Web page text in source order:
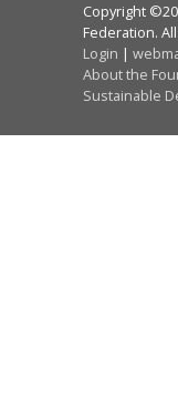
Copyright
Federation.
Login |
About the
Sustainable